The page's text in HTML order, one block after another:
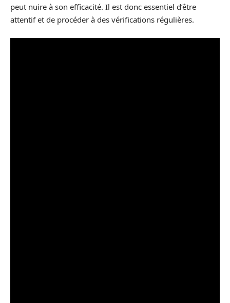
peut nuire à son efficacité. Il est donc essentiel d’être
attentif et de procéder à des vérifications régulières.